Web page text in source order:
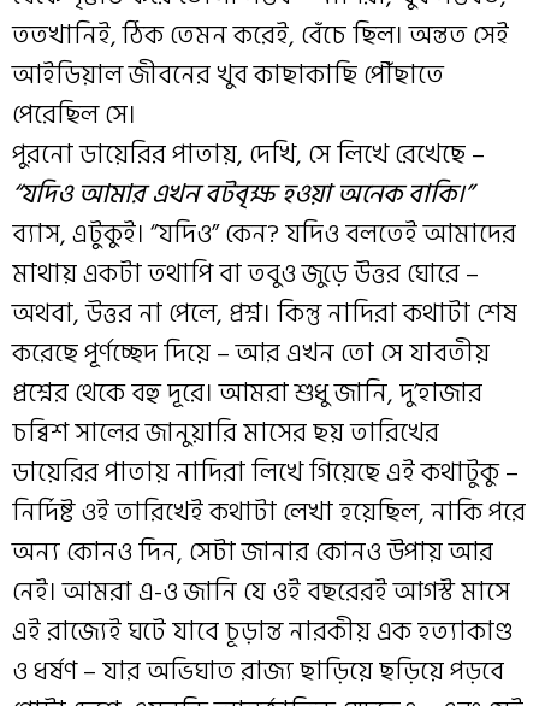
ততখানিই, ঠিক তেমন করেই, বেঁচে ছিল। অন্তত সেই
আইডিয়াল জীবনের খুব কাছাকাছি পৌঁছাতে
পেরেছিল সে।
পুরনো ডায়েরির পাতায়, দেখি, সে লিখে রেখেছে –
“যদিও আমার এখন বটবৃক্ষ হওয়া অনেক বাকি।”
ব্যাস, এটুকুই। ‘’যদিও” কেন? যদিও বলতেই আমাদের
মাথায় একটা তথাপি বা তবুও জুড়ে উত্তর ঘোরে –
অথবা, উত্তর না পেলে, প্রশ্ন। কিন্তু নাদিরা কথাটা শেষ
করেছে পূর্ণচ্ছেদ দিয়ে – আর এখন তো সে যাবতীয়
প্রশ্নের থেকে বহু দূরে। আমরা শুধু জানি, দু’হাজার
চব্বিশ সালের জানুয়ারি মাসের ছয় তারিখের
ডায়েরির পাতায় নাদিরা লিখে গিয়েছে এই কথাটুকু –
নির্দিষ্ট ওই তারিখেই কথাটা লেখা হয়েছিল, নাকি পরে
অন্য কোনও দিন, সেটা জানার কোনও উপায় আর
নেই। আমরা এ-ও জানি যে ওই বছরেরই আগস্ট মাসে
এই রাজ্যেই ঘটে যাবে চূড়ান্ত নারকীয় এক হত্যাকাণ্ড
ও ধর্ষণ – যার অভিঘাত রাজ্য ছাড়িয়ে ছড়িয়ে পড়বে